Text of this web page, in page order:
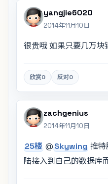
yangjie6020
2014年11月10日
很贵哦 如果只要几万块
欣赏0 反对0
zachgenius
2014年11月10日
25楼@Skywing 推特
陆接入到自己的数据库